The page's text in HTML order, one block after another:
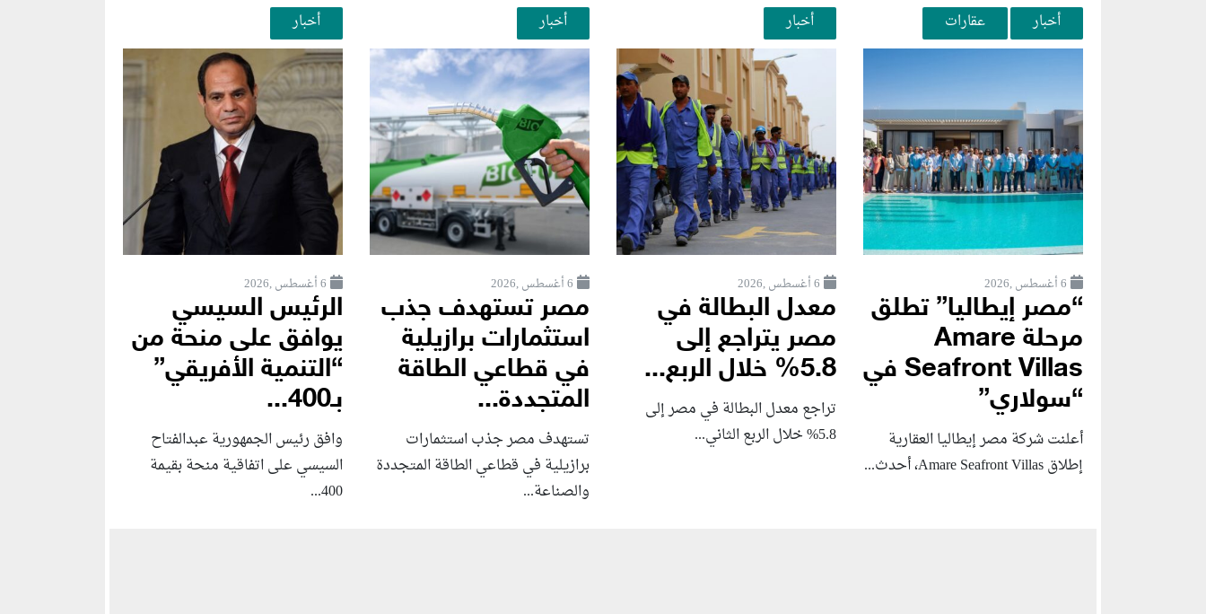
أخبار
عقارات
6 أغسطس ,2026
“مصر إيطاليا” تطلق
مرحلة Amare
Seafront Villas في
“سولاري”
أعلنت شركة مصر إيطاليا العقارية
إطلاق Amare Seafront Villas، أحدث...
أخبار
6 أغسطس ,2026
معدل البطالة في
مصر يتراجع إلى
5.8% خلال الربع...
تراجع معدل البطالة في مصر إلى
5.8% خلال الربع الثاني...
أخبار
6 أغسطس ,2026
مصر تستهدف جذب
استثمارات برازيلية
في قطاعي الطاقة
المتجددة...
تستهدف مصر جذب استثمارات
برازيلية في قطاعي الطاقة المتجددة
والصناعة...
أخبار
6 أغسطس ,2026
الرئيس السيسي
يوافق على منحة من
“التنمية الأفريقي”
بـ400...
وافق رئيس الجمهورية عبدالفتاح
السيسي على اتفاقية منحة بقيمة
400...